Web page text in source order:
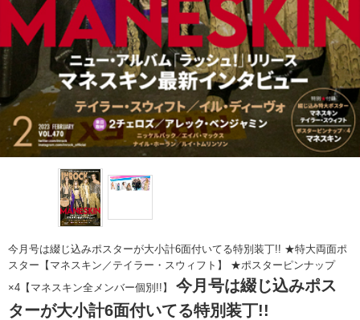
今月号は綴じ込みポスターが大小計6面付いてる特別装丁!! ★特大両面ポ
スター【マネスキン／テイラー・スウィフト】 ★ポスターピンナップ
×4【マネスキン全メンバー個別!!】 今月号は綴じ込みポス
ターが大小計6面付いてる特別装丁!!